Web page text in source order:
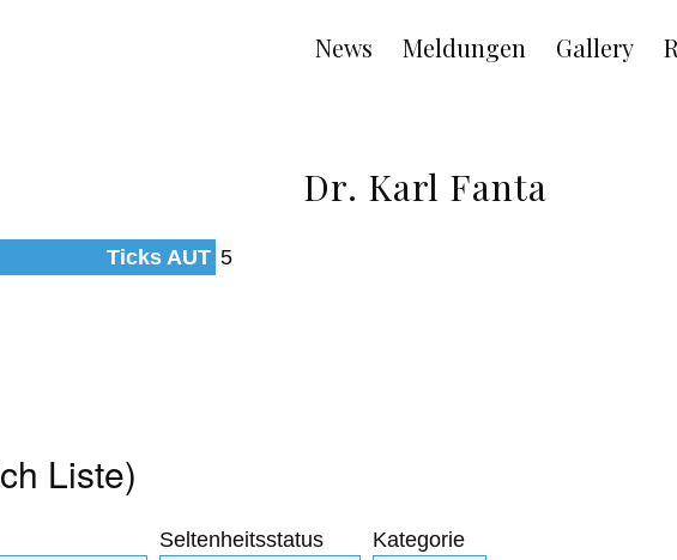
Main
navigation
News Meldungen Gallery
Dr. Karl Fanta
Ticks AUT 5
Liste)
Seltenheitsstatus Kategorie